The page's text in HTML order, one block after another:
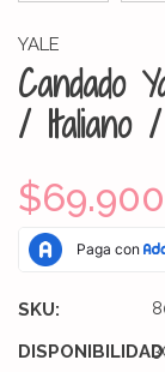
YALE
Candado
/ Italiano
SKU: